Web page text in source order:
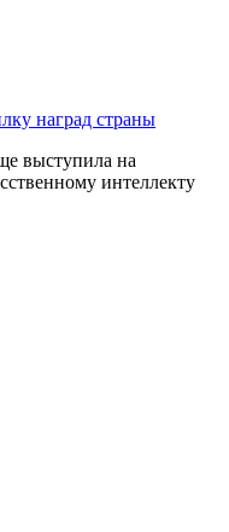
наград страны
выступила на
интеллекту